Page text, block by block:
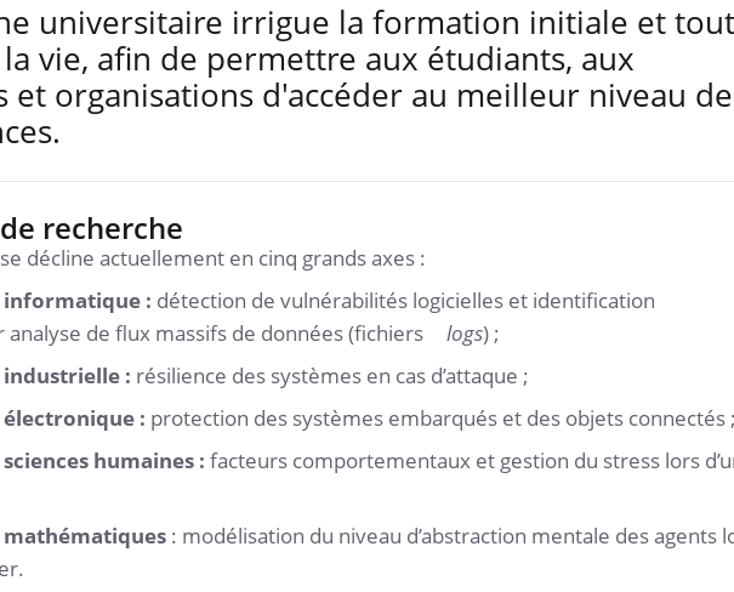
universitaire irrigue la formation initiale et tout
vie, afin de permettre aux étudiants, aux
et organisations d'accéder au meilleur niveau de
recherche
décline actuellement en cinq grands axes :
: détection de vulnérabilités logicielles et identification
analyse de flux massifs de données (fichiers
logs) ;
: résilience des systèmes en cas d’attaque ;
: protection des systèmes embarqués et des objets connectés ;
humaines : facteurs comportementaux et gestion du stress lors
: modélisation du niveau d’abstraction mentale des agents